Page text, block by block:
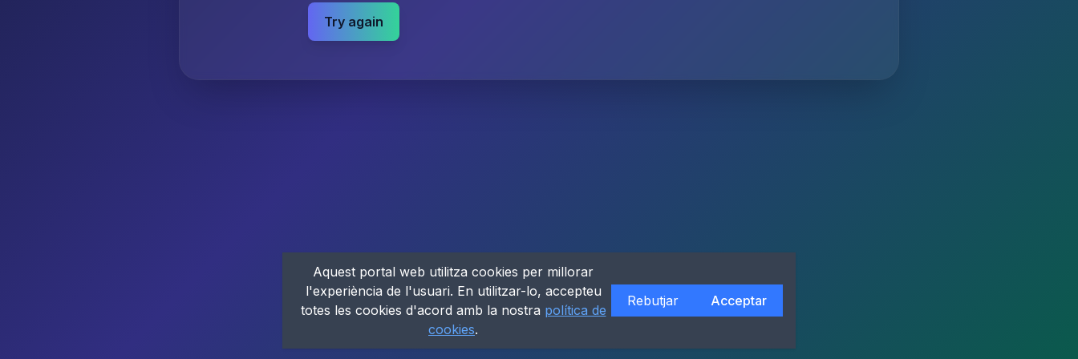
Try again
Aquest portal web utilitza cookies per millorar
l'experiència de l'usuari. En utilitzar-lo, accepteu
totes les cookies d'acord amb la nostra política de
cookies.
Rebutjar Acceptar